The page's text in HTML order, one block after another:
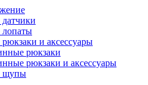
и аксессуары
рюкзаки
рюкзаки и аксессуары
щупы